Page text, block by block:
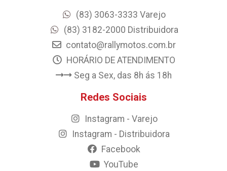
(83) 3063-3333 Varejo
(83) 3182-2000 Distribuidora
contato@rallymotos.com.br
HORÁRIO DE ATENDIMENTO
Seg a Sex, das 8h ás 18h
Redes Sociais
Instagram - Varejo
Instagram - Distribuidora
Facebook
YouTube